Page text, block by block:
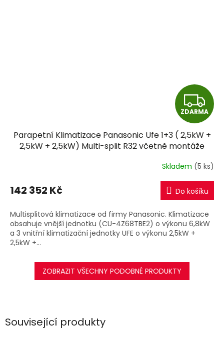
Související produkty
Z
D
A
R
M
A
ZDARMA
Parapetní Klimatizace Panasonic Ufe 1+3 ( 2,5kW +
2,5kW + 2,5kW) Multi-split R32 včetně montáže
Skladem (5 ks)
142 352 Kč Do košíku
Multisplitová klimatizace od firmy Panasonic. Klimatizace
obsahuje vnější jednotku (CU-4Z68TBE2) o výkonu 6,8kW
a 3 vnitřní klimatizační jednotky UFE o výkonu 2,5kW +
2,5kW +...
ZOBRAZIT VŠECHNY PODOBNÉ PRODUKTY